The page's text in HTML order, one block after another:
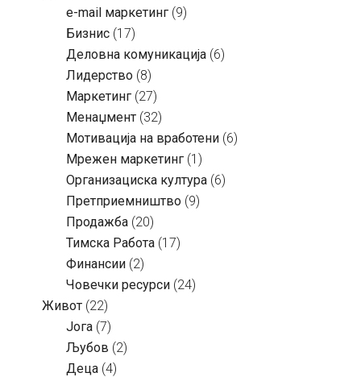
e-mail маркетинг (9)
Бизнис (17)
Деловна комуникација (6)
Лидерство (8)
Маркетинг (27)
Менаџмент (32)
Мотивација на вработени (6)
Мрежен маркетинг (1)
Организациска култура (6)
Претприемништво (9)
Продажба (20)
Тимска Работа (17)
Финансии (2)
Човечки ресурси (24)
Живот (22)
Јога (7)
Љубов (2)
Деца (4)